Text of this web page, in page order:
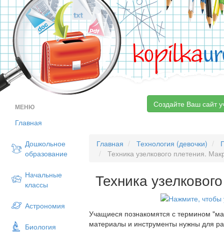
kopilka
МЕНЮ
Главная
Дошкольное
образование
Начальные
классы
Астрономия
Биология
Создайте Ваш сайт
Главная Технология (девочки)
Техника узелкового плетения.
Техника
Учащиеся познакомятся с термином
материалы и инструменты нужны для